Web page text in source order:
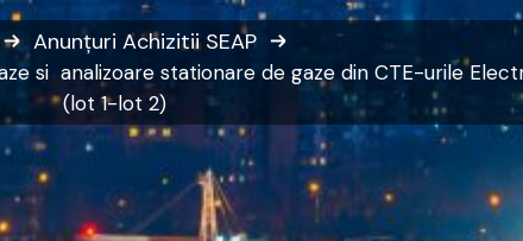
Anunțuri Achizitii SEAP
si analizoare stationare de gaze din CTE-urile
(lot 1-lot 2)